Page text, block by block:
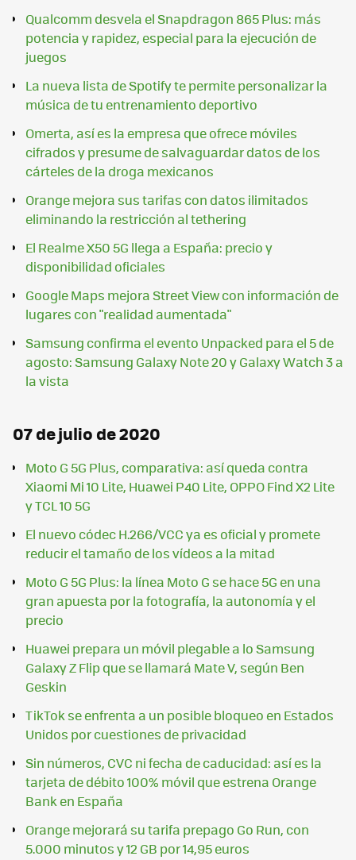
Qualcomm desvela el Snapdragon 865 Plus: más
potencia y rapidez, especial para la ejecución de
juegos
La nueva lista de Spotify te permite personalizar la
música de tu entrenamiento deportivo
Omerta, así es la empresa que ofrece móviles
cifrados y presume de salvaguardar datos de los
cárteles de la droga mexicanos
Orange mejora sus tarifas con datos ilimitados
eliminando la restricción al tethering
El Realme X50 5G llega a España: precio y
disponibilidad oficiales
Google Maps mejora Street View con información de
lugares con "realidad aumentada"
Samsung confirma el evento Unpacked para el 5 de
agosto: Samsung Galaxy Note 20 y Galaxy Watch 3 a
la vista
07 de julio de 2020
Moto G 5G Plus, comparativa: así queda contra
Xiaomi Mi 10 Lite, Huawei P40 Lite, OPPO Find X2 Lite
y TCL 10 5G
El nuevo códec H.266/VCC ya es oficial y promete
reducir el tamaño de los vídeos a la mitad
Moto G 5G Plus: la línea Moto G se hace 5G en una
gran apuesta por la fotografía, la autonomía y el
precio
Huawei prepara un móvil plegable a lo Samsung
Galaxy Z Flip que se llamará Mate V, según Ben
Geskin
TikTok se enfrenta a un posible bloqueo en Estados
Unidos por cuestiones de privacidad
Sin números, CVC ni fecha de caducidad: así es la
tarjeta de débito 100% móvil que estrena Orange
Bank en España
Orange mejorará su tarifa prepago Go Run, con
5.000 minutos y 12 GB por 14,95 euros